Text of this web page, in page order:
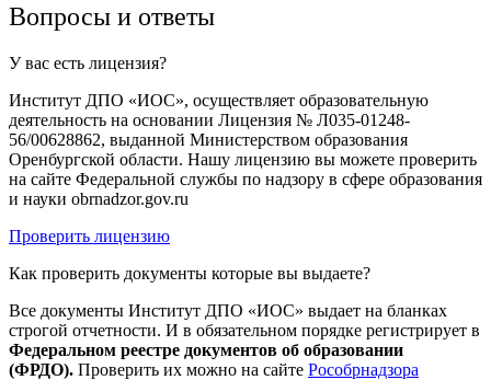
Вопросы и ответы
У вас есть лицензия?
Институт ДПО «ИОС», осуществляет образовательную
деятельность на основании Лицензия № Л035-01248-
56/00628862, выданной Министерством образования
Оренбургской области. Нашу лицензию вы можете проверить
на сайте Федеральной службы по надзору в сфере образования
и науки obrnadzor.gov.ru
Проверить лицензию
Как проверить документы которые вы выдаете?
Все документы Институт ДПО «ИОС» выдает на бланках
строгой отчетности. И в обязательном порядке регистрирует в
Федеральном реестре документов об образовании
(ФРДО). Проверить их можно на сайте Рособрнадзора